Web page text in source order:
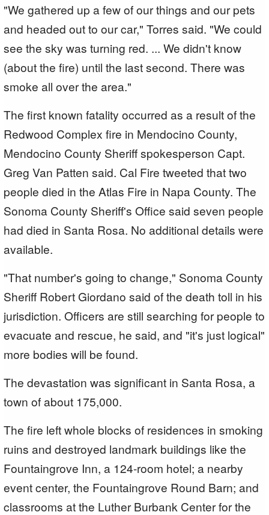
"We gathered up a few of our things and our pets
and headed out to our car," Torres said. "We could
see the sky was turning red. ... We didn't know
(about the fire) until the last second. There was
smoke all over the area."
The first known fatality occurred as a result of the
Redwood Complex fire in Mendocino County,
Mendocino County Sheriff spokesperson Capt.
Greg Van Patten said. Cal Fire tweeted that two
people died in the Atlas Fire in Napa County. The
Sonoma County Sheriff's Office said seven people
had died in Santa Rosa. No additional details were
available.
"That number's going to change," Sonoma County
Sheriff Robert Giordano said of the death toll in his
jurisdiction. Officers are still searching for people to
evacuate and rescue, he said, and "it's just logical"
more bodies will be found.
The devastation was significant in Santa Rosa, a
town of about 175,000.
The fire left whole blocks of residences in smoking
ruins and destroyed landmark buildings like the
Fountaingrove Inn, a 124-room hotel; a nearby
event center, the Fountaingrove Round Barn; and
classrooms at the Luther Burbank Center for the